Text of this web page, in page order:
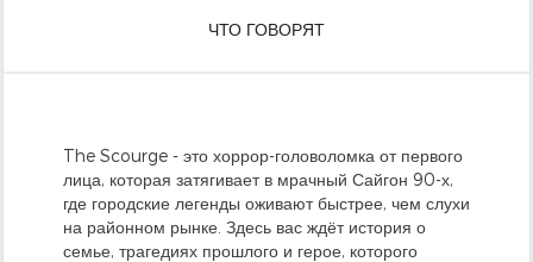
ЧТО ГОВОРЯТ
The Scourge - это хоррор-головоломка от первого
лица, которая затягивает в мрачный Сайгон 90-х,
где городские легенды оживают быстрее, чем слухи
на районном рынке. Здесь вас ждёт история о
семье, трагедиях прошлого и герое, которого